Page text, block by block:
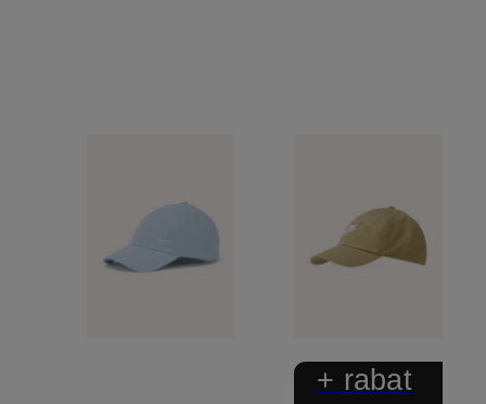
+ rabat